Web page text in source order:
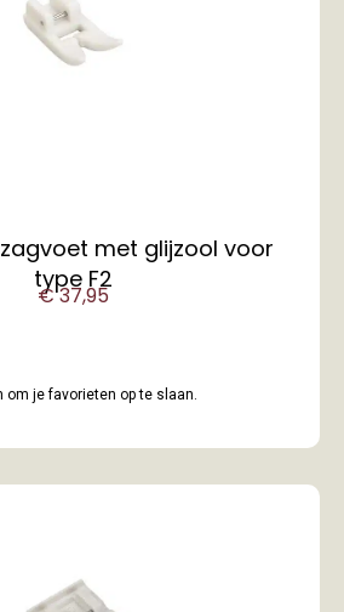
met glijzool voor
type F2
€37,95
om je favorieten op te slaan.